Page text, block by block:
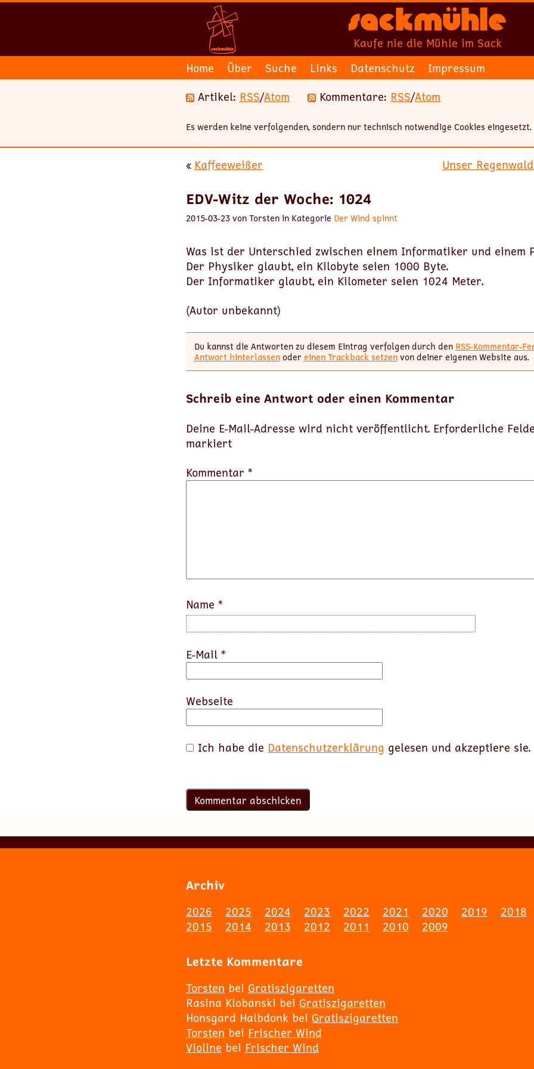
Sackmühle
Kaufe nie die Mühle im Sack
Home
Über Suche Links Datenschutz
Impressum
Artikel: RSS/Atom Kommentare: RSS/Atom
Es werden keine verfolgenden, sondern nur technisch notwendige Cookies eingesetzt.
« Kaffeeweißer Unser
EDV-Witz der Woche: 1024
2015-03-23 von Torsten in Kategorie Der Wind spinnt
Was ist der Unterschied zwischen einem Informatiker und einem
Der Physiker glaubt, ein Kilobyte seien 1000 Byte.
Der Informatiker glaubt, ein Kilometer seien 1024 Meter.
(Autor unbekannt)
Du kannst die Antworten zu diesem Eintrag verfolgen durch den RSS-Kommentar-
Antwort hinterlassenodereinen Trackback setzenvon deiner eigenen Website aus.
Schreib eine Antwort oder einen Kommentar
Deine E-Mail-Adresse wird nicht veröffentlicht. Erforderliche
markiert
Kommentar *
Name *
E-Mail *
Webseite
Ich habe die Datenschutzerklärung gelesen und akzeptiere sie.
Archiv
2026 2025 2024 2023 2022 2021 2020 2019
2018
2015
2014 2013 2012 2011 2010 2009
Letzte Kommentare
Torsten bei Gratiszigaretten
Rasina Klobanski bei Gratiszigaretten
Honsgard Halbdonk bei Gratiszigaretten
Torsten bei Frischer Wind
Violine bei Frischer Wind